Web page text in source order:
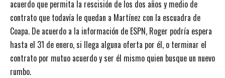
acuerdo que permita la rescisión de los dos años y medio de
contrato que todavía le quedan a Martínez con la escuadra de
Coapa. De acuerdo a la información de ESPN, Roger podría espera
hasta el 31 de enero, si llega alguna oferta por él, o terminar el
contrato por mutuo acuerdo y ser él mismo quien busque un nuevo
rumbo.